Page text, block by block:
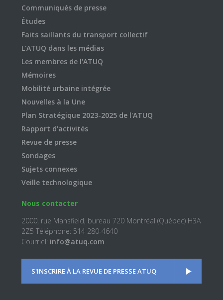
Communiqués de presse
Études
Faits saillants du transport collectif
L'ATUQ dans les médias
Les membres de l'ATUQ
Mémoires
Mobilité urbaine intégrée
Nouvelles à la Une
Plan Stratégique 2023-2025 de l'ATUQ
Rapport d'activités
Revue de presse
Sondages
Sujets connexes
Veille technologique
Nous contacter
2000, rue Mansfield, bureau 720 Montréal (Québec) H3A
2Z5 Téléphone: 514 280-4640
Courriel: info@atuq.com
S'INSCRIRE À LA REVUE DE PRESSE ATUQ